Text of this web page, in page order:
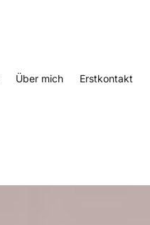
Über mich Erstkontakt